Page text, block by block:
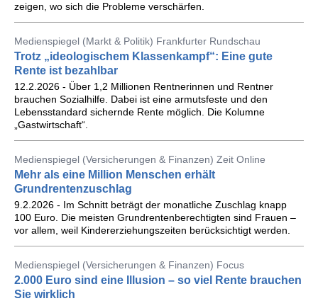
zeigen, wo sich die Probleme verschärfen.
Medienspiegel (Markt & Politik) Frankfurter Rundschau
Trotz „ideologischem Klassenkampf“: Eine gute
Rente ist bezahlbar
12.2.2026 - Über 1,2 Millionen Rentnerinnen und Rentner
brauchen Sozialhilfe. Dabei ist eine armutsfeste und den
Lebensstandard sichernde Rente möglich. Die Kolumne
„Gastwirtschaft“.
Medienspiegel (Versicherungen & Finanzen) Zeit Online
Mehr als eine Million Menschen erhält
Grundrentenzuschlag
9.2.2026 - Im Schnitt beträgt der monatliche Zuschlag knapp
100 Euro. Die meisten Grundrentenberechtigten sind Frauen –
vor allem, weil Kindererziehungszeiten berücksichtigt werden.
Medienspiegel (Versicherungen & Finanzen) Focus
2.000 Euro sind eine Illusion – so viel Rente brauchen
Sie wirklich